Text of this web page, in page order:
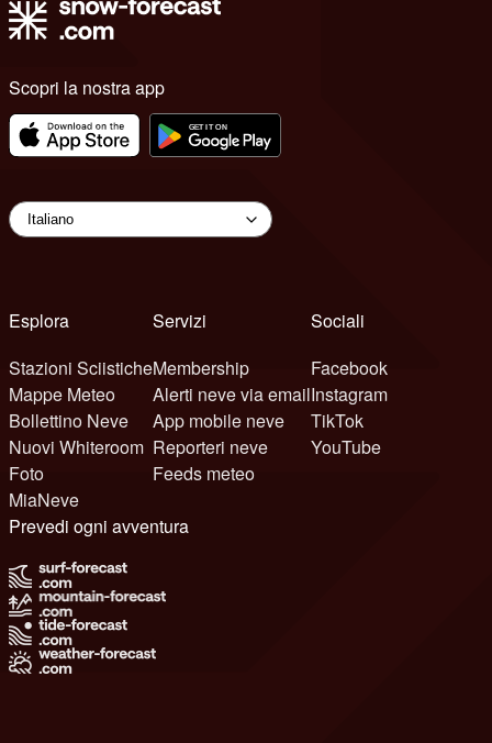
Scopri la nostra app
Esplora
Stazioni Sciistiche
Mappe Meteo
Bollettino Neve
Nuovi Whiteroom
Foto
MiaNeve
Servizi
Membership
Alerti neve via email
App mobile neve
Reporteri neve
Feeds meteo
Sociali
Facebook
Instagram
TikTok
YouTube
Prevedi ogni avventura